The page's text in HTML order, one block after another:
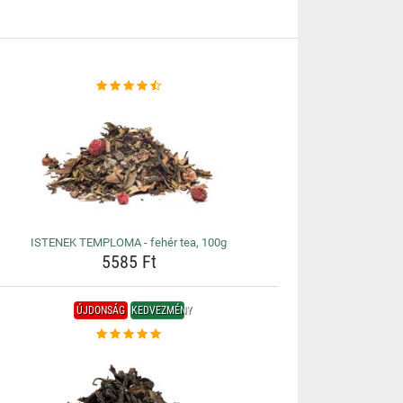
ISTENEK TEMPLOMA - fehér tea, 100g
5585 Ft
ÚJDONSÁG KEDVEZMÉNY